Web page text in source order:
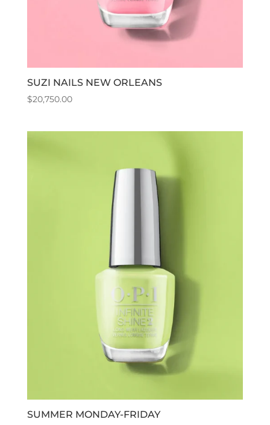
SUZI NAILS NEW ORLEANS
$20,750.00
SUMMER MONDAY-FRIDAY